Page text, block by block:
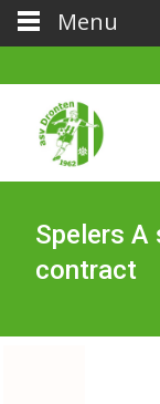
Spelers A
contract
Menu